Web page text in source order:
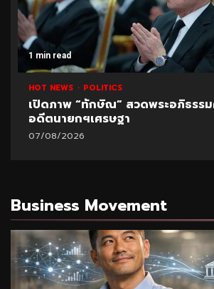
1 min read
HOT NEWS POLITICS
เปิดภาพ “ทักษิณ” สวดพระอภิธรร
อดีตนายกฯเศรษฐา
07/08/2026
Business Movement